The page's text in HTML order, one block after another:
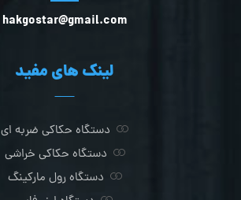
hakgostar@gmail.com
لینک های مفید
دستگاه حکاکی ضربه ای
دستگاه حکاکی خراشی
دستگاه رول مارکینگ